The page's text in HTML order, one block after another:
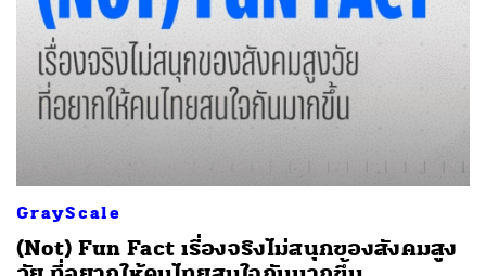
GrayScale
(Not) Fun Fact เรื่องจริงไม่สนุกของสังคมสูง